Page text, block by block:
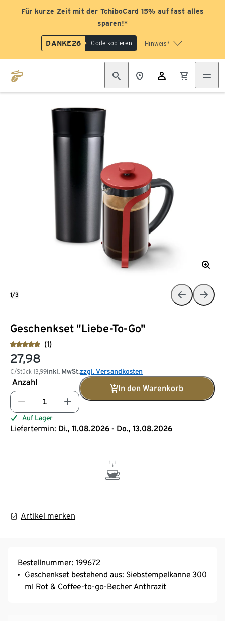
Für kurze Zeit mit der TchiboCard 15% auf fast alles
sparen!*
DANKE26 Code kopieren Hinweis*
Geschenkset "Liebe-To-Go"
(1)
27,98
€/Stück 13,99inkl. MwSt.zzgl. Versandkosten
Anzahl
In den Warenkorb
Auf Lager
Liefertermin: Di., 11.08.2026 - Do., 13.08.2026
Artikel merken
1/3
Bestellnummer: 199672
Geschenkset bestehend aus: Siebstempelkanne 300
ml Rot & Coffee-to-go-Becher Anthrazit